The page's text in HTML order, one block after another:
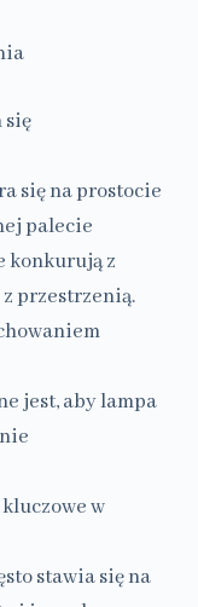
się na prostocie
palecie
konkurują z
z przestrzenią.
jest, aby lampa
w
stawia się na